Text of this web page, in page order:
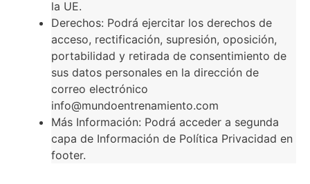
la UE.
Derechos: Podrá ejercitar los derechos de
acceso, rectificación, supresión, oposición,
portabilidad y retirada de consentimiento de
sus datos personales en la dirección de
correo electrónico
info@mundoentrenamiento.com
Más Información: Podrá acceder a segunda
capa de Información de Política Privacidad en
footer.